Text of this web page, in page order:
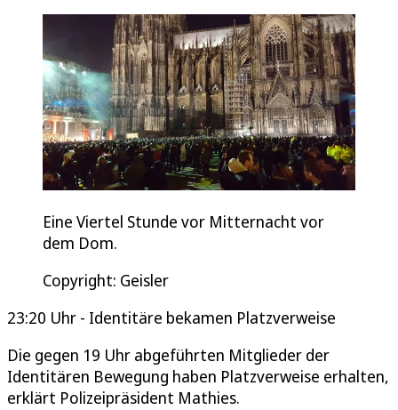
Eine Viertel Stunde vor Mitternacht vor
dem Dom.
Copyright: Geisler
23:20 Uhr - Identitäre bekamen Platzverweise
Die gegen 19 Uhr abgeführten Mitglieder der
Identitären Bewegung haben Platzverweise erhalten,
erklärt Polizeipräsident Mathies.